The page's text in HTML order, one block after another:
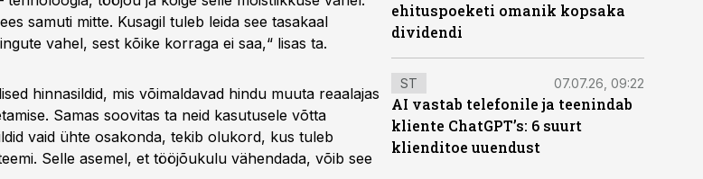
samuti mitte. Kusagil tuleb leida see tasakaal
vahel, sest kõike korraga ei saa,“ lisas ta.
hinnasildid, mis võimaldavad hindu muuta reaalajas
Samas soovitas ta neid kasutusele võtta
vaid ühte osakonda, tekib olukord, kus tuleb
Selle asemel, et tööjõukulu vähendada, võib see
ehituspoeketi omanik kopsaka
dividendi
ST 07.07.26, 09:22
AI vastab telefonile ja teenindab
kliente ChatGPT’s: 6 suurt
klienditoe uuendust